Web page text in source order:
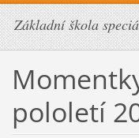
Základní škola
pololetí